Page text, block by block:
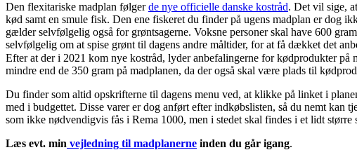
Den flexitariske madplan følgerde nye officielle danske kostråd. Det vil sige,
kød samt en smule fisk. Den ene fiskeret du finder på ugens madplan er dog
gælder selvfølgelig også for grøntsagerne. Voksne personer skal have 600
selvfølgelig om at spise grønt til dagens andre måltider, for at få dækket det
Efter at der i 2021 kom nye kostråd, lyder anbefalingerne for kødprodukter på
mindre end de 350 gram på madplanen, da der også skal være plads til
Du finder som altid opskrifterne til dagens menu ved, at klikke på linket i
med i budgettet. Disse varer er dog anført efter indkøbslisten, så du nemt
som ikke nødvendigvis fås i Rema 1000, men i stedet skal findes i et lidt
Læs evt. min vejledning til madplanerne inden du går igang.